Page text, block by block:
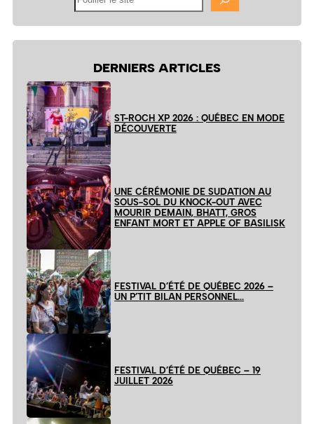
DERNIERS ARTICLES
ST-ROCH XP 2026 : QUÉBEC EN MODE
DÉCOUVERTE
UNE CÉRÉMONIE DE SUDATION AU
SOUS-SOL DU KNOCK-OUT AVEC
MOURIR DEMAIN, BHATT, GROS
ENFANT MORT ET APPLE OF BASILISK
FESTIVAL D’ÉTÉ DE QUÉBEC 2026 –
UN P’TIT BILAN PERSONNEL…
FESTIVAL D’ÉTÉ DE QUÉBEC – 19
JUILLET 2026